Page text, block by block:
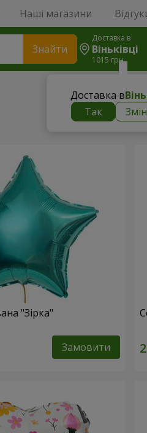
Наші магазини
Знайти
Доставка в
Віньківці
1015 грн
Доставка в
Так
"Зірка"
Замовити